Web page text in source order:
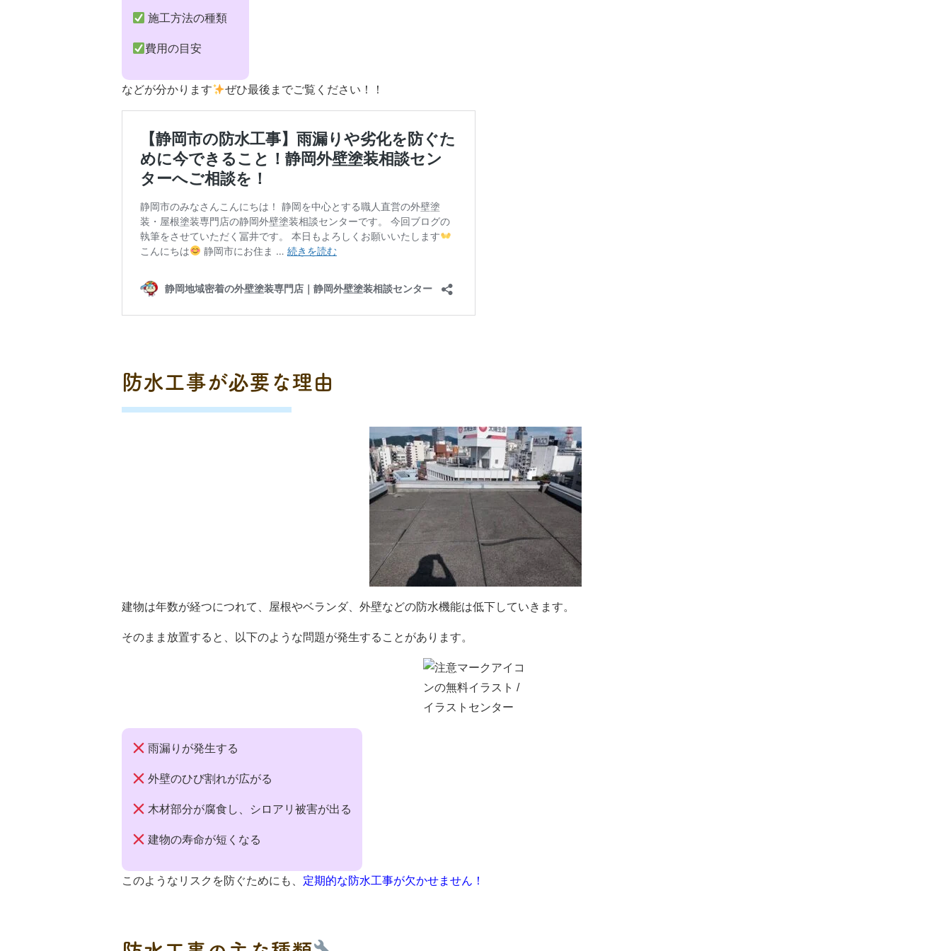
施工方法の種類
費用の目安
などが分かります ぜひ最後までご覧ください！！
防水工事が必要な理由
建物は年数が経つにつれて、屋根やベランダ、外壁などの防水機能は低下していきます。
そのまま放置すると、以下のような問題が発生することがあります。
雨漏りが発生する
外壁のひび割れが広がる
木材部分が腐食し、シロアリ被害が出る
建物の寿命が短くなる
このようなリスクを防ぐためにも、 定期的な防水工事が欠かせません！